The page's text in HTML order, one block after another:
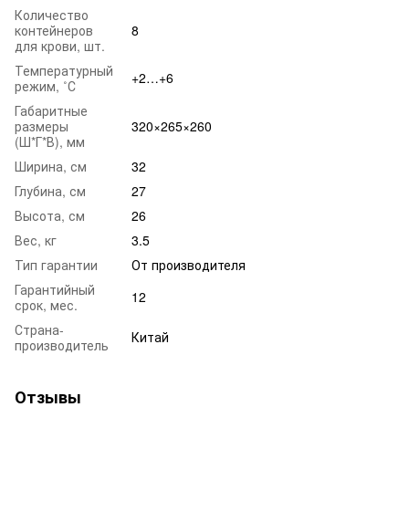
Количество
контейнеров
для крови, шт.
8
Температурный
режим, ˚С
+2…+6
Габаритные
размеры
(Ш*Г*В), мм
320×265×260
Ширина, см
32
Глубина, см
27
Высота, см
26
Вес, кг
3.5
Тип гарантии
От производителя
Гарантийный
срок, мес.
12
Страна-
производитель
Китай
Отзывы